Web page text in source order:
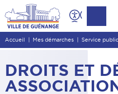
Contenu
Entête de page
Menu principal
Pied de page
Accueil Mes démarches Service public
DROITS ET